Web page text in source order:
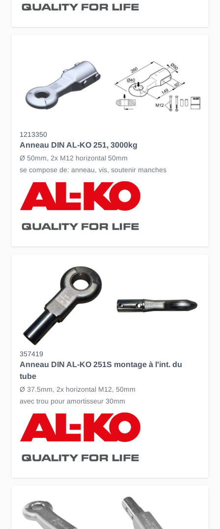
1213350
Anneau DIN AL-KO 251, 3000kg
Ø 50mm, 2x M12 horizontal 50mm
se compose de: anneau, vis, soutenir manches
357419
Anneau DIN AL-KO 251S montage à l'int. du
tube
Ø 37.5mm, 2x horizontal M12, 50mm
avec trou pour amortisseur 30mm